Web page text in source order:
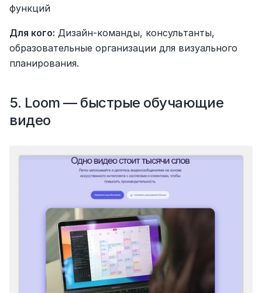
функций
Для кого: Дизайн-команды, консультанты,
образовательные организации для визуального
планирования.
5. Loom — быстрые обучающие
видео